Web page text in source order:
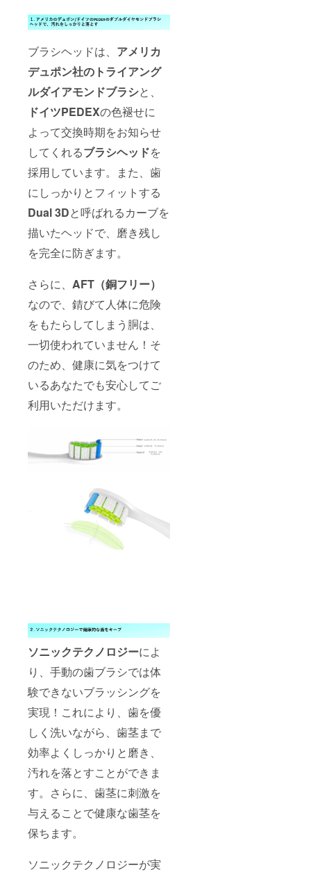
ブラシヘッドは、 アメリカ
デュポン社の トライアング
ルダイアモンドブラシと、
ドイツPEDEXの色褪せに
よって交換時期をお知らせ
してくれるブラシヘッドを
採用しています。また、歯
にしっかりとフィットする
Dual 3Dと呼ばれるカーブを
描いたヘッドで、磨き残し
を完全に防ぎます。
さらに、 AFT（銅フリー）
なので、錆びて人体に危険
をもたらしてしまう胴は、
一切使われていません！そ
のため、健康に気をつけて
いるあなたでも安心してご
利用いただけます。
ソニックテクノロジーによ
り、手動の歯ブラシでは体
験できないブラッシングを
実現！これにより、歯を優
しく洗いながら、歯茎まで
効率よくしっかりと磨き、
汚れを落とすことができま
す。さらに、歯茎に刺激を
与えることで健康な歯茎を
保ちます。
ソニックテクノロジーが実